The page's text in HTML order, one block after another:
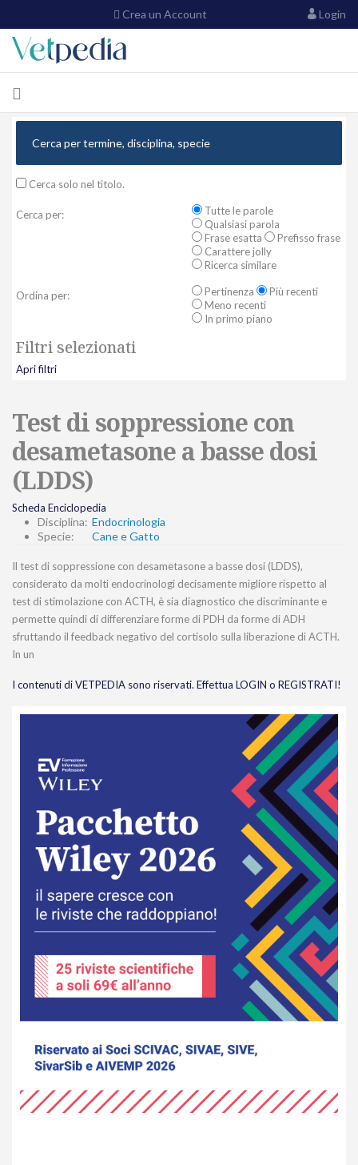
Crea un Account Login
Cerca solo nel titolo.
Cerca per:
Tutte le parole
Qualsiasi parola
Frase esatta
Prefisso frase
Carattere jolly
Ricerca similare
Ordina per: Pertinenza
Più recenti
Meno recenti
In primo piano
Filtri selezionati
Apri filtri
Test di soppressione con
desametasone a basse dosi
(LDDS)
Scheda Enciclopedia
Disciplina: Endocrinologia
Specie:
Cane e Gatto
Il test di soppressione con desametasone a basse dosi (LDDS),
considerato da molti endocrinologi decisamente migliore rispetto al
test di stimolazione con ACTH, è sia diagnostico che discriminante e
permette quindi di differenziare forme di PDH da forme di ADH
sfruttando il feedback negativo del cortisolo sulla liberazione di ACTH.
In un
I contenuti di VETPEDIA sono riservati. Effettua LOGIN o REGISTRATI!